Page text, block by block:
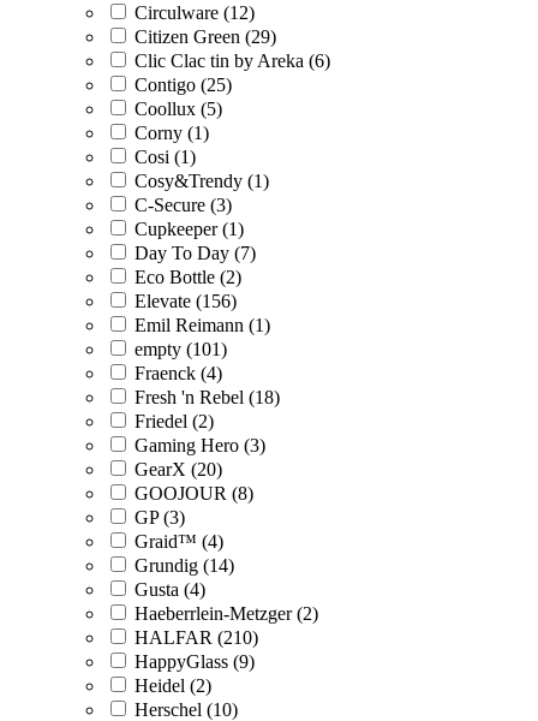
Circulware (12)
Citizen Green (29)
Clic Clac tin by Areka (6)
Contigo (25)
Coollux (5)
Corny (1)
Cosi (1)
Cosy&Trendy (1)
C-Secure (3)
Cupkeeper (1)
Day To Day (7)
Eco Bottle (2)
Elevate (156)
Emil Reimann (1)
empty (101)
Fraenck (4)
Fresh 'n Rebel (18)
Friedel (2)
Gaming Hero (3)
GearX (20)
GOOJOUR (8)
GP (3)
Graid™ (4)
Grundig (14)
Gusta (4)
Haeberrlein-Metzger (2)
HALFAR (210)
HappyGlass (9)
Heidel (2)
Herschel (10)